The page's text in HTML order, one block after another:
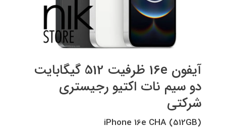
آیفون 16e ظرفیت 512 گیگابایت
دو سیم نات اکتیو رجیستری
شرکتی
(512GB) iPhone 16e CHA